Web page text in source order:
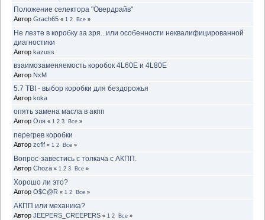
Положение селектора "Овердрайв"
Автор Grach65 « 1 2 Все »
Не лезте в коробку за зря...или особенности неквалифицированной
диагностики
Автор kazuss
взаимозаменяемость коробок 4L60E и 4L80E
Автор NxM
5.7 TBI - выбор коробки для бездорожья
Автор koka
опять замена масла в акпп
Автор Оля « 1 2 3 Все »
перегрев коробки
Автор zcfif « 1 2 Все »
Вопрос-завестись с толкача с АКПП.
Автор Choza « 1 2 3 Все »
Хорошо ли это?
Автор O$C@R « 1 2 Все »
АКПП или механика?
Автор JEEPERS_CREEPERS « 1 2 Все »